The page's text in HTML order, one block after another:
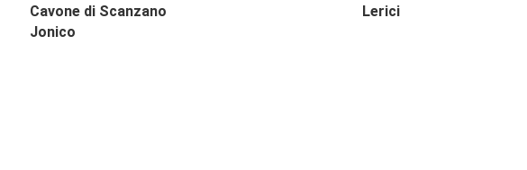
Cavone di Scanzano
Jonico
Lerici